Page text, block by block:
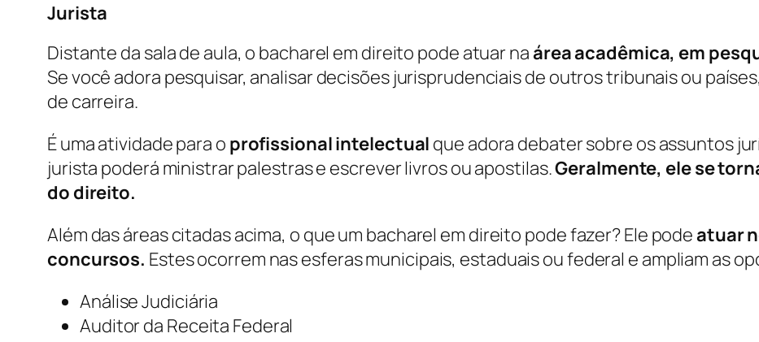
Jurista
Distante da sala de aula, o bacharel em direito pode atuar naárea acadêmica, em
Se você adora pesquisar, analisar decisões jurisprudenciais de outros tribunais ou
de carreira.
É uma atividade para o profissional intelectual que adora debater sobre os assuntos
jurista poderá ministrar palestras e escrever livros ou apostilas.Geralmente, ele se
do direito.
Além das áreas citadas acima, o que um bacharel em direito pode fazer? Ele podeatuar
concursos. Estes ocorrem nas esferas municipais, estaduais ou federal e ampliam as
Análise Judiciária
Auditor da Receita Federal